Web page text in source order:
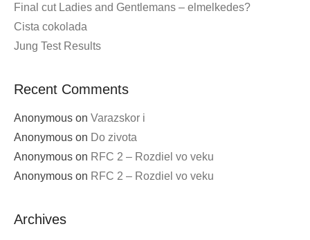
Final cut Ladies and Gentlemans – elmelkedes?
Cista cokolada
Jung Test Results
Recent Comments
Anonymous on Varazskor i
Anonymous on Do zivota
Anonymous on RFC 2 – Rozdiel vo veku
Anonymous on RFC 2 – Rozdiel vo veku
Archives